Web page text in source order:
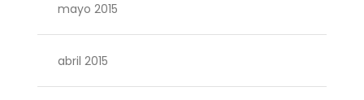
mayo 2015
abril 2015